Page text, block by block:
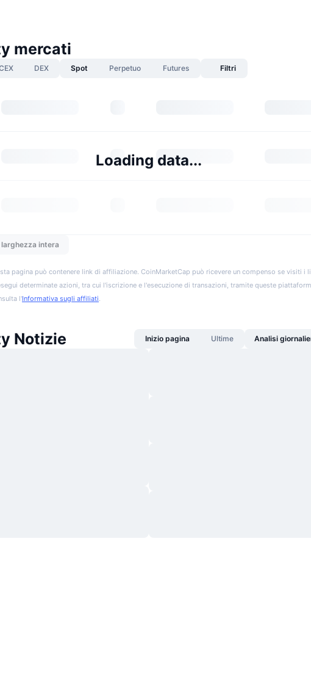
mercati
DEX Spot Perpetuo Futures Filtri
Loading data...
intera
pagina può contenere link di affiliazione. CoinMarketCap può ricevere un compenso se visiti i
determinate azioni, tra cui l'iscrizione e l'esecuzione di transazioni, tramite queste
l'Informativa sugli affiliati.
Notizie Inizio pagina Ultime Analisi